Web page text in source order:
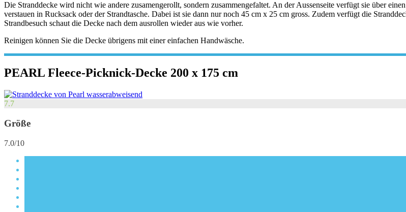
Die Stranddecke wird nicht wie andere zusamengerollt, sondern zusammengefaltet. An der Aussenseite verfügt sie über
verstauen in Rucksack oder der Strandtasche. Dabei ist sie dann nur noch 45 cm x 25 cm gross. Zudem verfügt die
Strandbesuch schaut die Decke nach dem ausrollen wieder aus wie vorher.
Reinigen können Sie die Decke übrigens mit einer einfachen Handwäsche.
PEARL Fleece-Picknick-Decke 200 x 175 cm
7.7
Größe
7.0/10